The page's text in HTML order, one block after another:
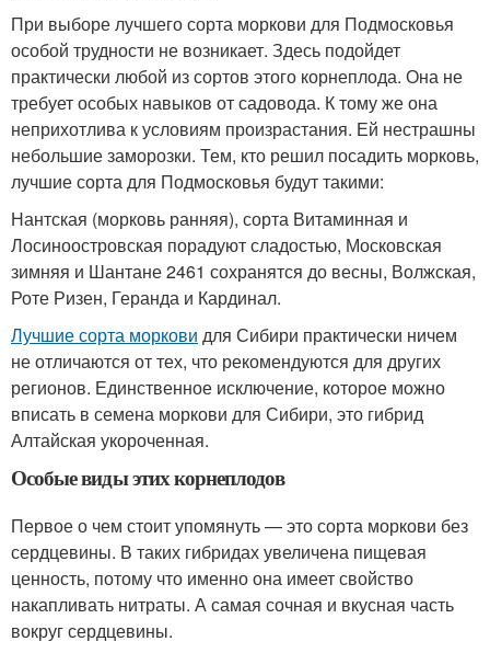
При выборе лучшего сорта моркови для Подмосковья
особой трудности не возникает. Здесь подойдет
практически любой из сортов этого корнеплода. Она не
требует особых навыков от садовода. К тому же она
неприхотлива к условиям произрастания. Ей нестрашны
небольшие заморозки. Тем, кто решил посадить морковь,
лучшие сорта для Подмосковья будут такими:
Нантская (морковь ранняя), сорта Витаминная и
Лосиноостровская порадуют сладостью, Московская
зимняя и Шантане 2461 сохранятся до весны, Волжская,
Роте Ризен, Геранда и Кардинал.
Лучшие сорта моркови для Сибири практически ничем
не отличаются от тех, что рекомендуются для других
регионов. Единственное исключение, которое можно
вписать в семена моркови для Сибири, это гибрид
Алтайская укороченная.
Особые виды этих корнеплодов
Первое о чем стоит упомянуть — это сорта моркови без
сердцевины. В таких гибридах увеличена пищевая
ценность, потому что именно она имеет свойство
накапливать нитраты. А самая сочная и вкусная часть
вокруг сердцевины.